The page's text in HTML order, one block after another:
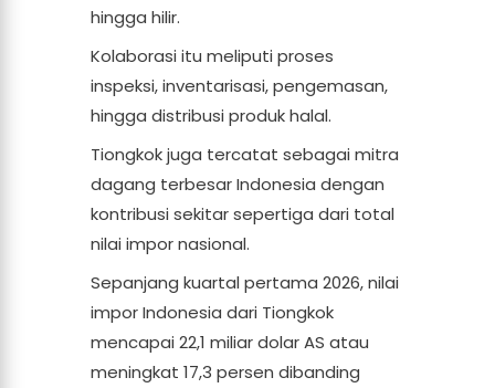
hingga hilir.
Kolaborasi itu meliputi proses
inspeksi, inventarisasi, pengemasan,
hingga distribusi produk halal.
Tiongkok juga tercatat sebagai mitra
dagang terbesar Indonesia dengan
kontribusi sekitar sepertiga dari total
nilai impor nasional.
Sepanjang kuartal pertama 2026, nilai
impor Indonesia dari Tiongkok
mencapai 22,1 miliar dolar AS atau
meningkat 17,3 persen dibanding